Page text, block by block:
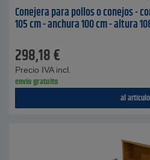
Conejera para pollos o conejos -
105 cm - anchura 100 cm - altura
298,18€
Precio IVA incl.
envío gratuito
al artículo